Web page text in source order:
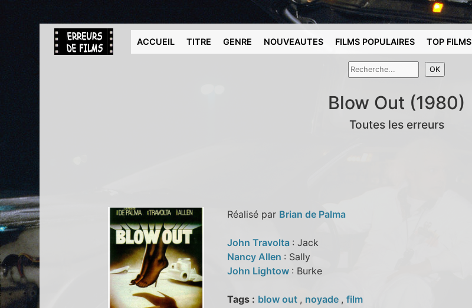
ACCUEIL TITRE GENRE NOUVEAUTES FILMS POPULAIRES TOP FILMS
Blow Out (1980)
Toutes les erreurs
Réalisé par Brian de Palma
John Travolta : Jack
Nancy Allen : Sally
John Lightow : Burke
Tags : blow out , noyade , film